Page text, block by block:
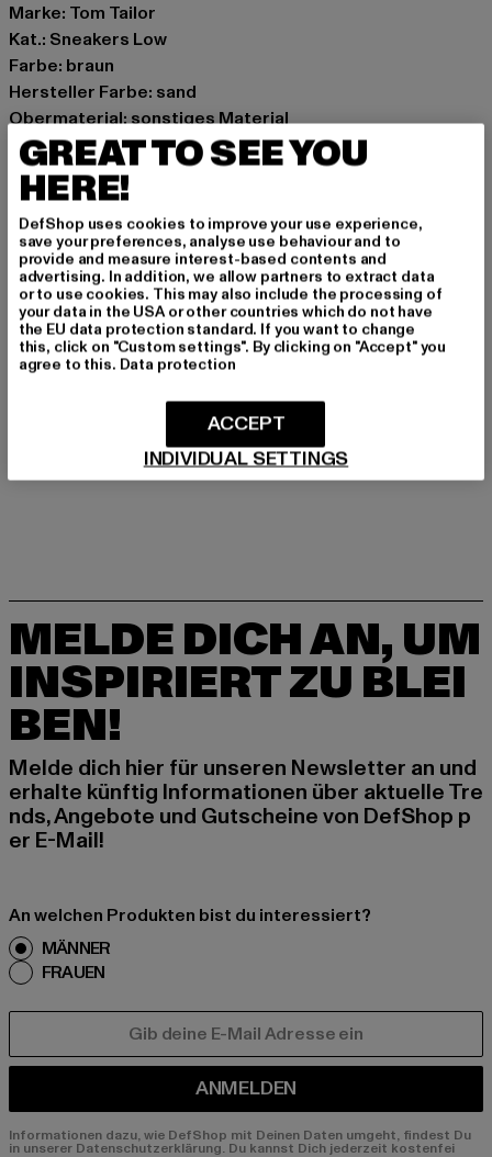
Marke: Tom Tailor
Kat.: Sneakers Low
Farbe: braun
Hersteller Farbe: sand
Obermaterial: sonstiges Material
Innenfutter: Textil
Art.Nr: 5390110013-00208
Hersteller: Supremo Shoes & Boots GmbH |
info@supremo-shoes.de
Blocksbergstraße 174 | 66955 Pirmasens | DE
GRÖSSE & PASSFORM
PFLEGEHINWEISE
LIEFERUNG & RÜCKGABE
MELDE DICH AN, UM
INSPIRIERT ZU BLEI
BEN!
Melde dich hier für unseren Newsletter an und
erhalte künftig Informationen über aktuelle Tre
nds, Angebote und Gutscheine von DefShop p
er E-Mail!
An welchen Produkten bist du interessiert?
MÄNNER
FRAUEN
ANMELDEN
Informationen dazu, wie DefShop mit Deinen Daten umgeht, findest Du
in unserer Datenschutzerklärung. Du kannst Dich jederzeit kostenfei
GREAT TO SEE YOU
HERE!
DefShop uses cookies to improve your use experience,
save your preferences, analyse use behaviour and to
provide and measure interest-based contents and
advertising. In addition, we allow partners to extract data
or to use cookies. This may also include the processing of
your data in the USA or other countries which do not have
the EU data protection standard. If you want to change
this, click on "Custom settings". By clicking on "Accept" you
agree to this. Data protection
INDIVIDUAL SETTINGS
ACCEPT